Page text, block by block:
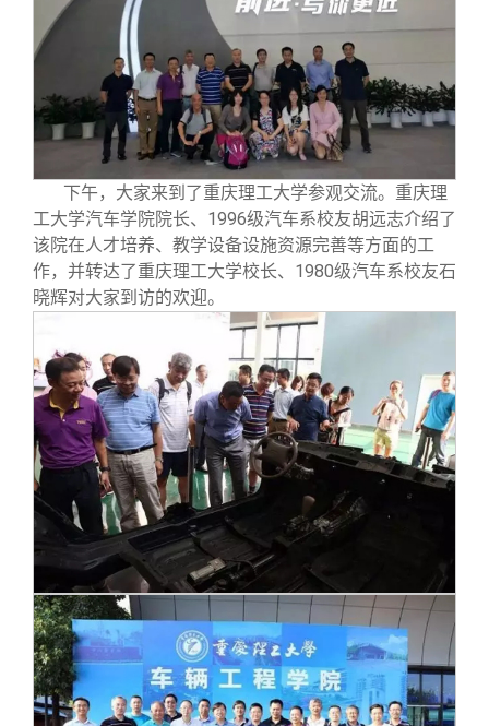
下午，大家来到了重庆理工大学参观交流。重庆理
工大学汽车学院院长、1996级汽车系校友胡远志介绍了
该院在人才培养、教学设备设施资源完善等方面的工
作，并转达了重庆理工大学校长、1980级汽车系校友石
晓辉对大家到访的欢迎。